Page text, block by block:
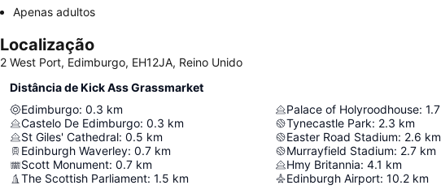
Apenas adultos
Localização
2 West Port, Edimburgo, EH12JA, Reino Unido
Distância de Kick Ass Grassmarket
Edimburgo: 0.3 km
Castelo De Edimburgo: 0.3 km
St Giles' Cathedral: 0.5 km
Edinburgh Waverley: 0.7 km
Scott Monument: 0.7 km
The Scottish Parliament: 1.5 km
Palace of Holyroodhouse: 1.7
Tynecastle Park: 2.3 km
Easter Road Stadium: 2.6 km
Murrayfield Stadium: 2.7 km
Hmy Britannia: 4.1 km
Edinburgh Airport: 10.2 km